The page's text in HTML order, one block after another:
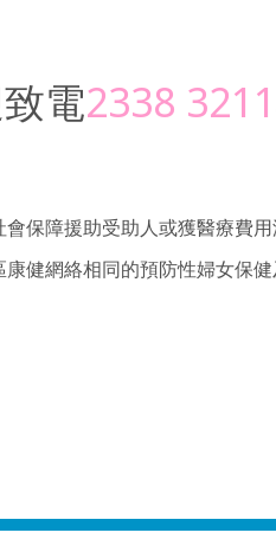
電2338 3211
保障援助受助人或獲醫療費
健網絡相同的預防性婦女保健